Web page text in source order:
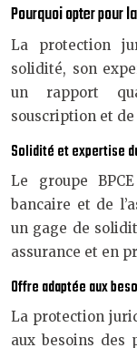
Pourquoi opter pour
La protection
solidité, son
un rapport
souscription et
Solidité et expertise
Le groupe
bancaire et de
un gage de
assurance et en
Offre adaptée aux
La protection
aux besoins des